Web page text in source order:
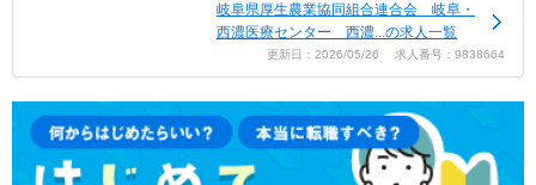
岐阜県厚生農業協同組合連合会 岐阜・
西濃医療センター 西濃...の求人一覧
更新日：2026/05/26 求人番号：9838664